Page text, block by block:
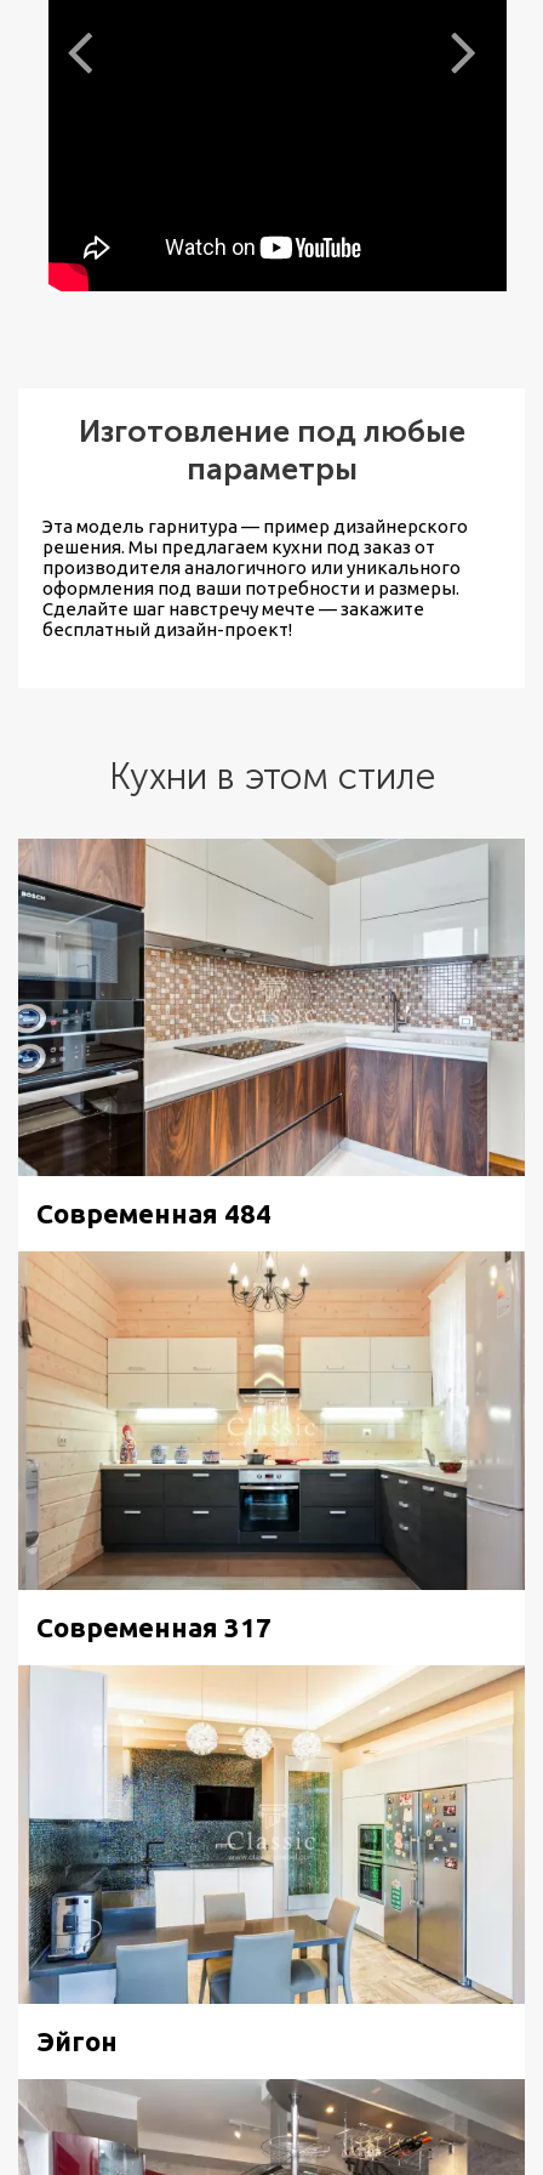
Изготовление под любые
параметры
Эта модель гарнитура — пример дизайнерского
решения. Мы предлагаем кухни под заказ от
производителяаналогичного или уникального
оформления под ваши потребности и размеры.
Сделайте шаг навстречу мечте — закажите
бесплатный дизайн-проект!
Кухни в этом стиле
Современная 484
Современная 317
Эйгон